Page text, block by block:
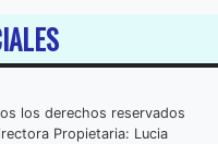
los derechos reservados
Propietaria: Lucia